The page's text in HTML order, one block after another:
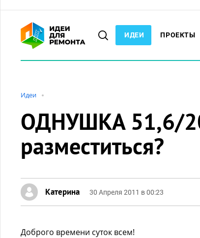
ИДЕИ ПРОЕКТЫ
Идеи
ОДНУШКА 51,6/
разместиться?
Катерина 30 Апреля 2011 в 00:23
Доброго времени суток всем!